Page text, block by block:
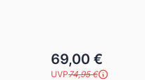
69,00 €
UVP74,95 €